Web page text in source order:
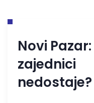
Novi
zajednici
nedostaje?